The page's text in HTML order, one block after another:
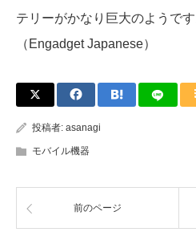
テリーがかなり巨大のようで
（Engadget Japanese）
投稿者: asanagi
モバイル機器
前のページ